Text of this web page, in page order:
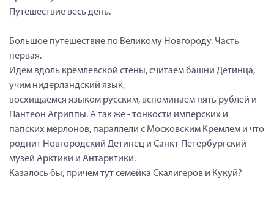
Путешествие весь день.
Большое путешествие по Великому Новгороду. Часть
первая.
Идем вдоль кремлевской стены, считаем башни Детинца,
учим нидерландский язык,
восхищаемся языком русским, вспоминаем пять рублей и
Пантеон Агриппы. А так же - тонкости имперских и
папских мерлонов, параллели с Московским Кремлем и что
роднит Новгородский Детинец и Санкт-Петербургский
музей Арктики и Антарктики.
Казалось бы, причем тут семейка Скалигеров и Кукуй?